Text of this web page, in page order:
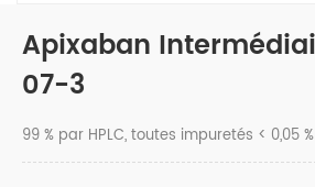
Apixaban
07-3
99 % par HPLC, toutes impuretés < 0,05 %